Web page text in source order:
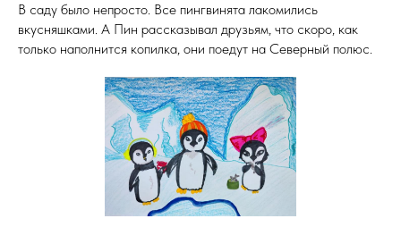
В саду было непросто. Все пингвинята лакомились
вкусняшками. А Пин рассказывал друзьям, что скоро, как
только наполнится копилка, они поедут на Северный полюс.